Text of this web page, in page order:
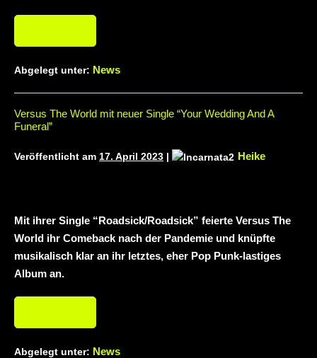
Abgelegt unter: News
Versus The World mit neuer Single “Your Wedding And A
Funeral”
Veröffentlicht am 17. April 2023 | Heike
Mit ihrer Single “Roadsick/Roadsick” feierte Versus The
World ihr Comeback nach der Pandemie und knüpfte
musikalisch klar an ihr letztes, eher Pop Punk-lastiges
Album an.
Abgelegt unter: News